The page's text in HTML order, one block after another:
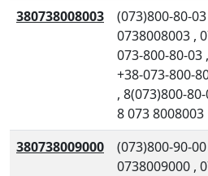
380738008003
(073)800-80-03
0738008003 ,
073-800-80-03 ,
+38-073-800-
, 8(073)800-
8 073 8008003
380738009000
(073)800-90-00
0738009000 ,